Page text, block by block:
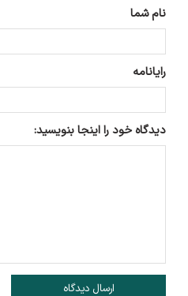
نام شما
رایانامه
دیدگاه خود را اینجا بنویسید:
ارسال دیدگاه